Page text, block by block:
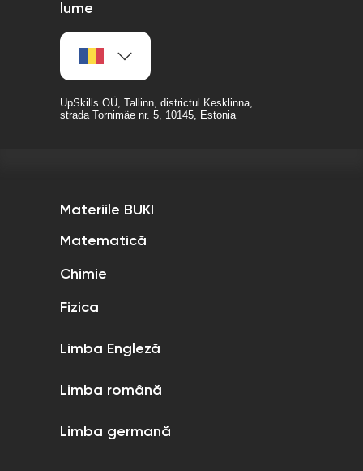
lume
UpSkills OÜ, Tallinn, districtul Kesklinna,
strada Tornimäe nr. 5, 10145, Estonia
Materiile BUKI
Matematică
Chimie
Fizica
Limba Engleză
Limba română
Limba germană